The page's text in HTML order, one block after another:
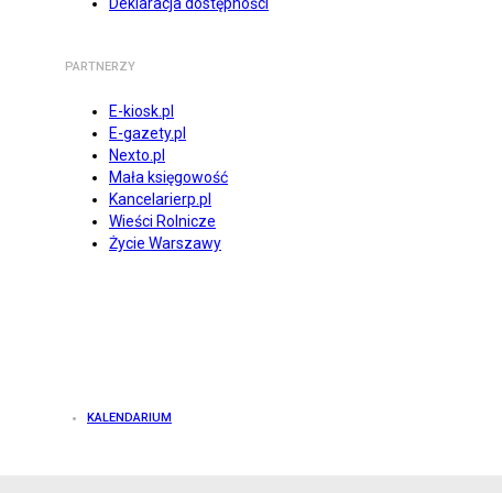
PARTNERZY
E-kiosk.pl
E-gazety.pl
Nexto.pl
Mała księgowość
Kancelarierp.pl
Wieści Rolnicze
Życie Warszawy
KALENDARIUM